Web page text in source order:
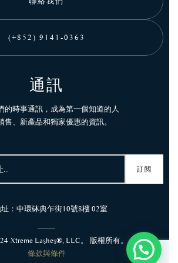
(+852) 9141-0363
通訊
的時事通訊，成為第一個知道的人
售、新產品和獨家優惠的資訊。
：中環砵典乍街10號8樓 02室
Xtreme Lashes®, LLC。 版權所有。
條款與條件